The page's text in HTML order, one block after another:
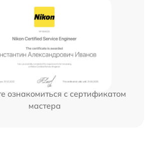
ознакомиться с сертификатом
мастера